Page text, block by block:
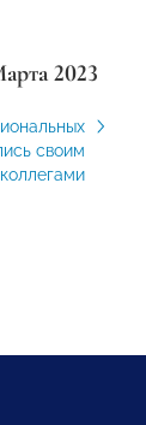
2023
своим